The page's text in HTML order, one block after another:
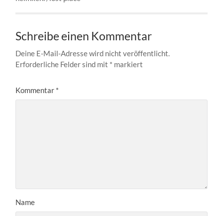
Schreibe einen Kommentar
Deine E-Mail-Adresse wird nicht veröffentlicht.
Erforderliche Felder sind mit * markiert
Kommentar *
Name